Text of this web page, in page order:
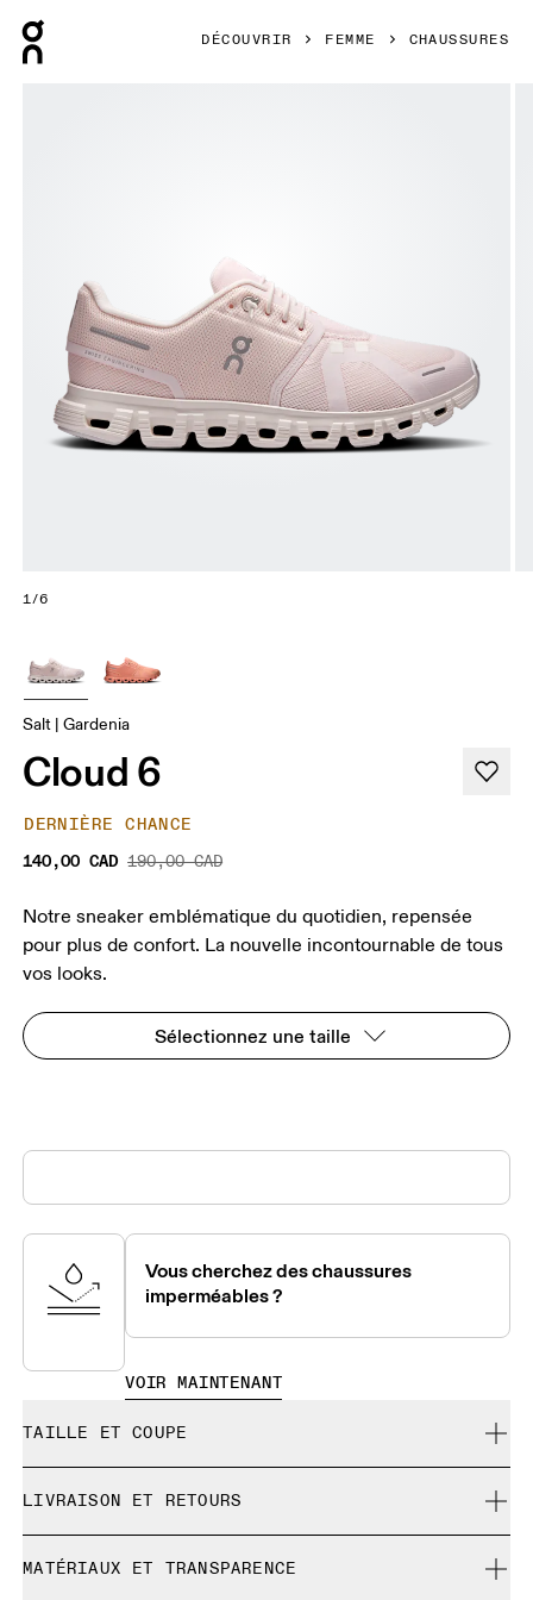
DÉCOUVRIR FEMME CHAUSSURES
1/6
Salt | Gardenia
Cloud 6
DERNIÈRE CHANCE
140,00 CAD 190,00 CAD
Notre sneaker emblématique du quotidien, repensée
pour plus de confort. La nouvelle incontournable de tous
vos looks.
Sélectionnez une taille
Vous cherchez des chaussures
imperméables ?
VOIR MAINTENANT
TAILLE ET COUPE
Guide des tailles - Chaussures femme
LIVRAISON ET RETOURS
Retour gratuit sous 30 jours
MATÉRIAUX ET TRANSPARENCE